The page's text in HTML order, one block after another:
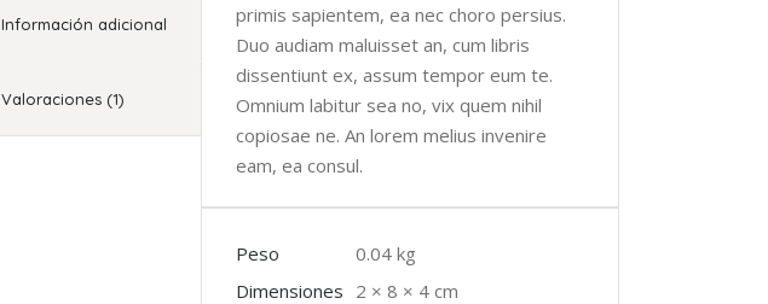
Información adicional
Valoraciones (1)
primis sapientem, ea nec choro persius.
Duo audiam maluisset an, cum libris
dissentiunt ex, assum tempor eum te.
Omnium labitur sea no, vix quem nihil
copiosae ne. An lorem melius invenire
eam, ea consul.
Peso
0.04 kg
Dimensiones 2 × 8 × 4 cm